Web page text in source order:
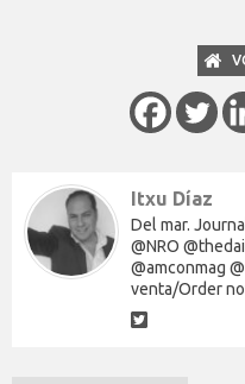
Itxu Díaz
Del mar.
@NRO
@amconmag
venta/Order